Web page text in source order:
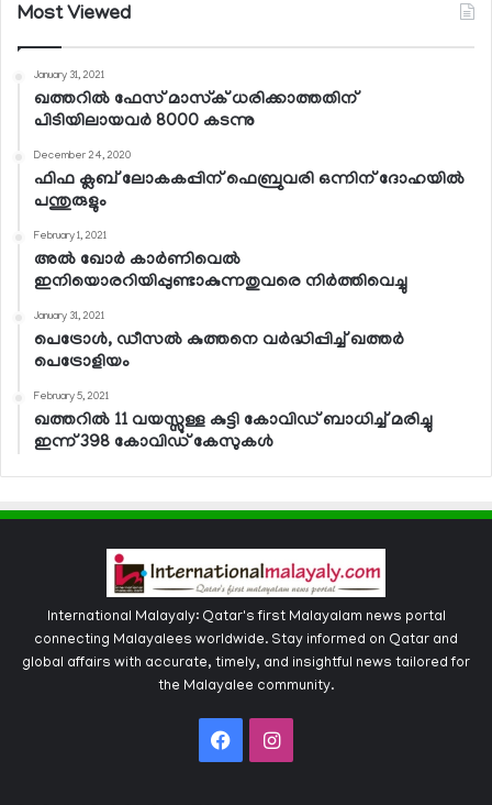
Most Viewed
January 31, 2021
ഖത്തറില്‍ ഫേസ് മാസ്‌ക് ധരിക്കാത്തതിന്
പിടിയിലായവര്‍ 8000 കടന്നു
December 24, 2020
ഫിഫ ക്ലബ് ലോകകപ്പിന് ഫെബ്രുവരി ഒന്നിന് ദോഹയില്‍
പന്തുരുളും
February 1, 2021
അല്‍ ഖോര്‍ കാര്‍ണിവെല്‍
ഇനിയൊരറിയിപ്പുണ്ടാകുന്നതുവരെ നിര്‍ത്തിവെച്ചു
January 31, 2021
പെട്രോള്‍, ഡീസല്‍ കുത്തനെ വര്‍ദ്ധിപ്പിച്ച് ഖത്തര്‍
പെട്രോളിയം
February 5, 2021
ഖത്തറില്‍ 11 വയസ്സുള്ള കുട്ടി കോവിഡ് ബാധിച്ച് മരിച്ചു
ഇന്ന് 398 കോവിഡ് കേസുകള്‍
International Malayaly: Qatar's first Malayalam news portal
connecting Malayalees worldwide. Stay informed on Qatar and
global affairs with accurate, timely, and insightful news tailored for
the Malayalee community.
FacebookInstagram